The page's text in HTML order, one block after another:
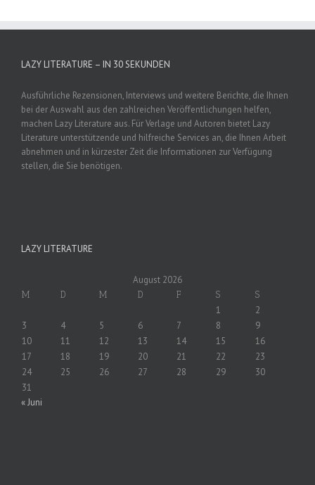
LAZY LITERATURE – IN 30 SEKUNDEN
Ausführliche Rezensionen, Interviews und weitere Berichte, die Ihnen
bei der Auswahl aus den zahlreichen Veröffentlichungen helfen,
machen Lazy Literature aus. Für Verlage und Autoren bietet Lazy
Literature unterstützende und hilfreiche Services an, die Ihnen Arbeit
abnehmen und in kürzester Zeit die Informationen zur Verfügung
stellen, die Sie benötigen.
LAZY LITERATURE
August 2026
M D M D F S S
1
2
3
4 5 6 7 8
9
10
11 12 13 14 15
16
17
18 19 20 21 22
23
24
25 26 27 28 29
30
31
« Juni